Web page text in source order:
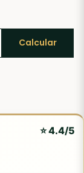
Calcular
⭐ 4.4/5